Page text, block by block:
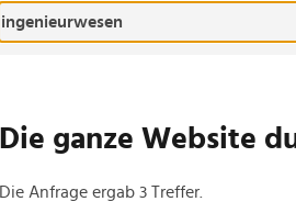
Die ganze Website
Die Anfrage ergab 3 Treffer.